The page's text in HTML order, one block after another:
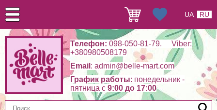
Телефон: 098-050-81-79. Viber:
+380980508179
Email : admin@belle-mart.com
График работы: понедельник -
пятница c 9:00 до 17:00
UA RU